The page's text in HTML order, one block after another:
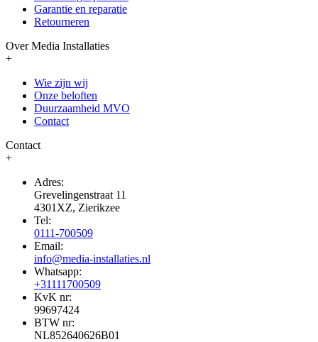
Garantie en reparatie
Retourneren
Over Media Installaties
+
Wie zijn wij
Onze beloften
Duurzaamheid MVO
Contact
Contact
+
Adres:
Grevelingenstraat 11
4301XZ, Zierikzee
Tel:
0111-700509
Email:
info@media-installaties.nl
Whatsapp:
+31111700509
KvK nr:
99697424
BTW nr:
NL852640626B01